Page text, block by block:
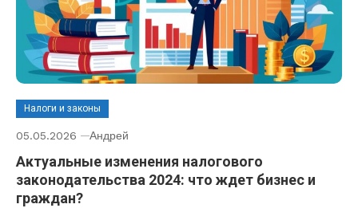
Налоги и законы
05.05.2026 Андрей
Актуальные изменения налогового
законодательства 2024: что ждет бизнес и
граждан?